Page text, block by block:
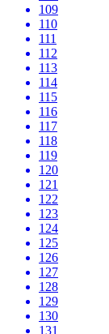
109
110
111
112
113
114
115
116
117
118
119
120
121
122
123
124
125
126
127
128
129
130
131